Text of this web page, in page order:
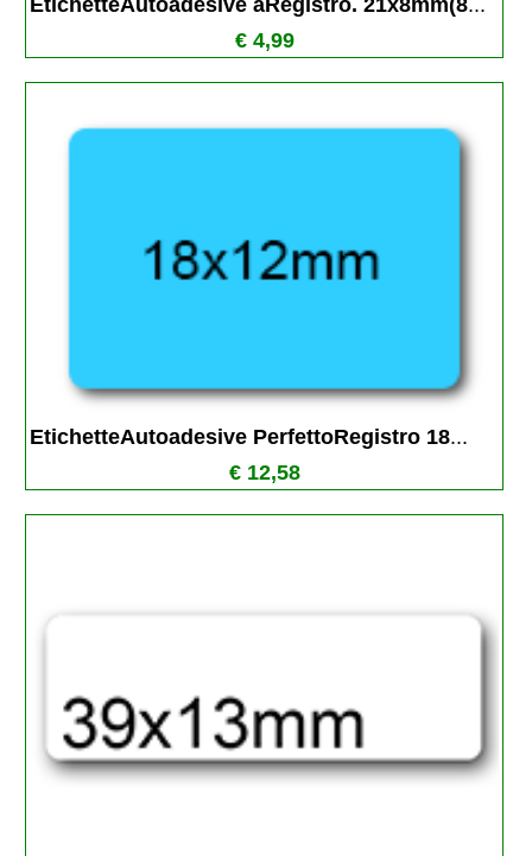
EtichetteAutoadesive aRegistro. 21x8mm(8...
€ 4,99
EtichetteAutoadesive PerfettoRegistro 18...
€ 12,58